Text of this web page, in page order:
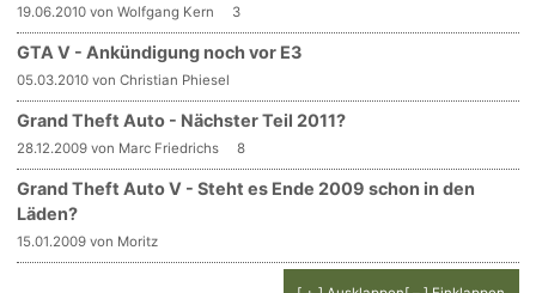
19.06.2010 von Wolfgang Kern 3
GTA V - Ankündigung noch vor E3
05.03.2010 von Christian Phiesel
Grand Theft Auto - Nächster Teil 2011?
28.12.2009 von Marc Friedrichs 8
Grand Theft Auto V - Steht es Ende 2009 schon in den
Läden?
15.01.2009 von Moritz